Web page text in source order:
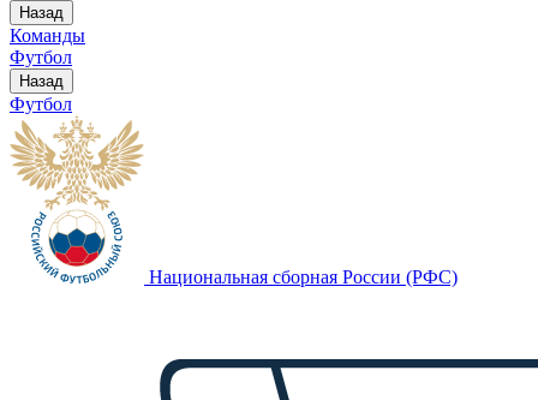
Назад
Команды
Футбол
Назад
Футбол
Национальная сборная России (РФС)